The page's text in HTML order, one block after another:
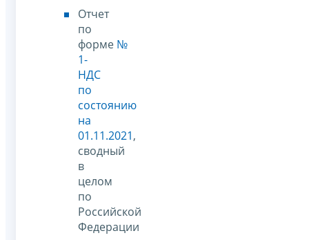
Отчет
по
форме №
1-
НДС
по
состоянию
на
01.11.2021,
сводный
в
целом
по
Российской
Федерации